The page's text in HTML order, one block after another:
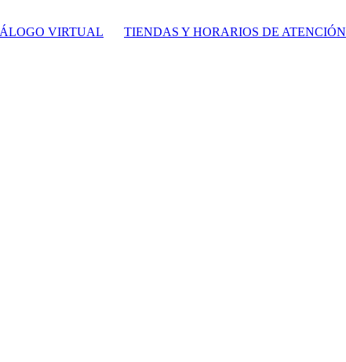
VIRTUAL TIENDAS Y HORARIOS DE ATENCIÓN